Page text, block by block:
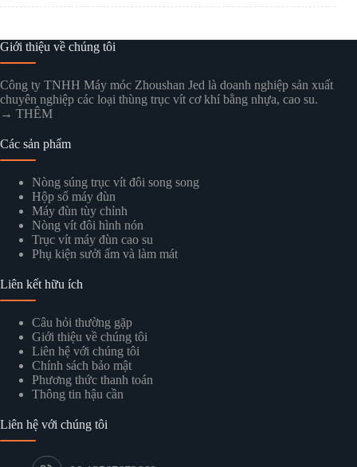
Giới thiệu về chúng tôi
Công ty TNHH Máy móc Zhoushan Jed là doanh nghiệp sản xuất
chuyên nghiệp các loại thùng trục vít cơ khí bằng nhựa, cao su.
→ THÊM
Các sản phẩm
Nòng súng trục vít đôi song song
Hộp số máy đùn
Máy đùn tùy chỉnh
Nòng vít đôi hình nón
Trục vít máy đùn cao su
Phụ kiện sưởi ấm và làm mát
Liên kết hữu ích
Câu hỏi thường gặp
Giới thiệu về chúng tôi
Liên hệ với chúng tôi
Chính sách bảo mật
Phương thức thanh toán
Thông tin hậu cần
Liên hệ với chúng tôi